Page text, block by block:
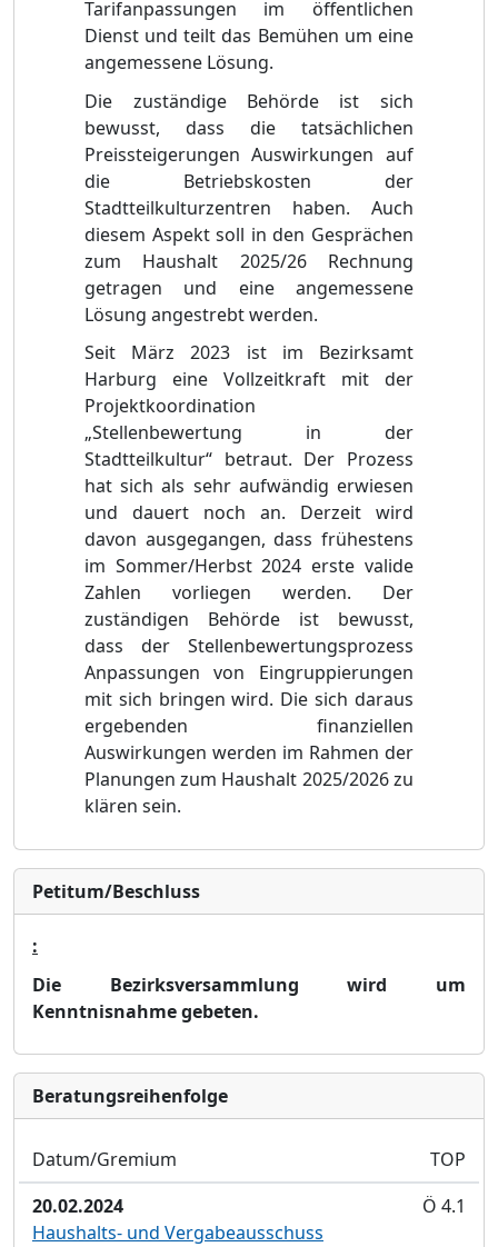
Tarifanpassungen im öffentlichen
Dienst und teilt das Bemühen um eine
angemessene Lösung.
Die zuständige Behörde ist sich
bewusst, dass die tatsächlichen
Preissteigerungen Auswirkungen auf
die Betriebskosten der
Stadtteilkulturzentren haben. Auch
diesem Aspekt soll in den Gesprächen
zum Haushalt 2025/26 Rechnung
getragen und eine angemessene
Lösung angestrebt werden.
Seit März 2023 ist im Bezirksamt
Harburg eine Vollzeitkraft mit der
Projektkoordination
„Stellenbewertung in der
Stadtteilkultur“ betraut. Der Prozess
hat sich als sehr aufwändig erwiesen
und dauert noch an. Derzeit wird
davon ausgegangen, dass frühestens
im Sommer/Herbst 2024 erste valide
Zahlen vorliegen werden. Der
zuständigen Behörde ist bewusst,
dass der Stellenbewertungsprozess
Anpassungen von Eingruppierungen
mit sich bringen wird. Die sich daraus
ergebenden finanziellen
Auswirkungen werden im Rahmen der
Planungen zum Haushalt 2025/2026 zu
klären sein.
Petitum/Beschluss
:
Die Bezirksversammlung wird um
Kenntnisnahme gebeten.
Bera­tungs­reihen­folge
Datum/Gremium
TOP
20.02.2024
Ö 4.1
Haushalts- und Vergabeausschuss